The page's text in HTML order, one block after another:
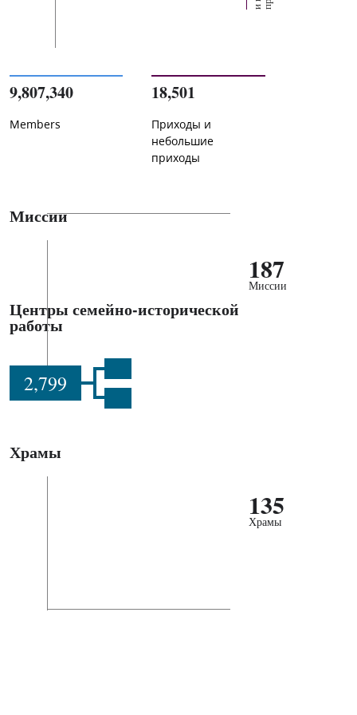
9,807,340
Members
18,501
Приходы и
небольшие
приходы
Миссии
187
Миссии
Центры семейно-исторической
работы
2,799
Храмы
135
Храмы